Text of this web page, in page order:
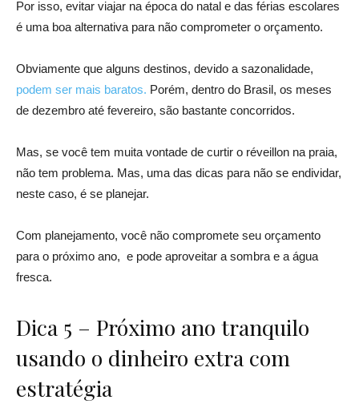
Por isso, evitar viajar na época do natal e das férias escolares
é uma boa alternativa para não comprometer o orçamento.
Obviamente que alguns destinos, devido a sazonalidade,
podem ser mais baratos. Porém, dentro do Brasil, os meses
de dezembro até fevereiro, são bastante concorridos.
Mas, se você tem muita vontade de curtir o réveillon na praia,
não tem problema. Mas, uma das dicas para não se endividar,
neste caso, é se planejar.
Com planejamento, você não compromete seu orçamento
para o próximo ano, e pode aproveitar a sombra e a água
fresca.
Dica 5 – Próximo ano tranquilo
usando o dinheiro extra com
estratégia